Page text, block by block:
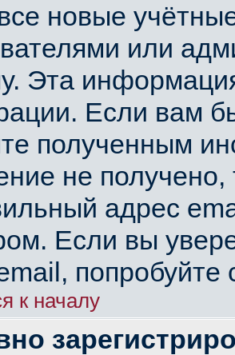
новые
или
Эта
Если вам
полученным
не получено,
адрес
Если вы
попробуйте
к началу